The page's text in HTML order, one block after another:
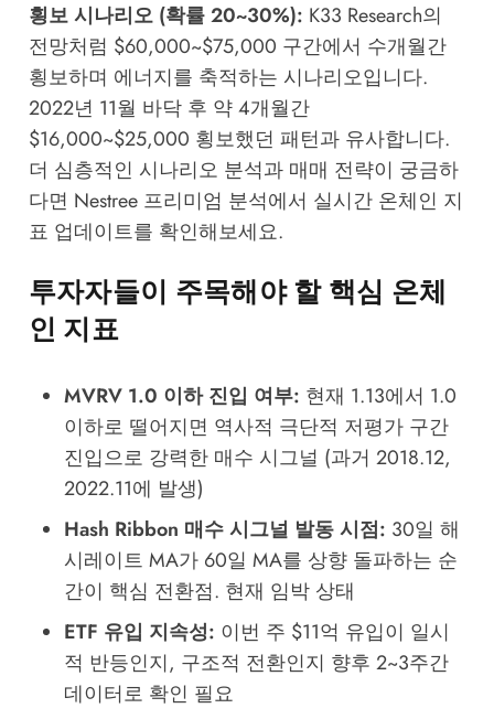
횡보 시나리오 (확률 20~30%): K33 Research의
전망처럼 $60,000~$75,000 구간에서 수개월간
횡보하며 에너지를 축적하는 시나리오입니다.
2022년 11월 바닥 후 약 4개월간
$16,000~$25,000 횡보했던 패턴과 유사합니다.
더 심층적인 시나리오 분석과 매매 전략이 궁금하
다면 Nestree 프리미엄 분석에서 실시간 온체인 지
표 업데이트를 확인해보세요.
투자자들이 주목해야 할 핵심 온체
인 지표
MVRV 1.0 이하 진입 여부: 현재 1.13에서 1.0
이하로 떨어지면 역사적 극단적 저평가 구간
진입으로 강력한 매수 시그널 (과거 2018.12,
2022.11에 발생)
Hash Ribbon 매수 시그널 발동 시점: 30일 해
시레이트 MA가 60일 MA를 상향 돌파하는 순
간이 핵심 전환점. 현재 임박 상태
ETF 유입 지속성: 이번 주 $11억 유입이 일시
적 반등인지, 구조적 전환인지 향후 2~3주간
데이터로 확인 필요